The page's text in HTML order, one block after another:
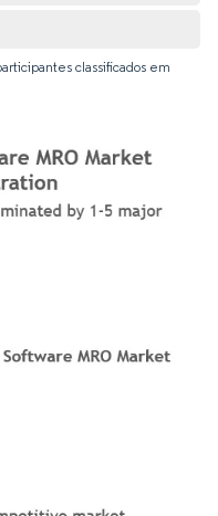
classificados em